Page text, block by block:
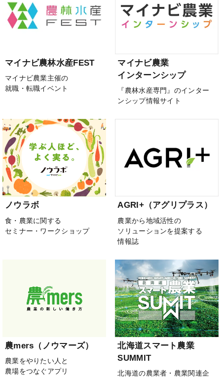
マイナビ農林水産FEST
マイナビ農業主催の
就職・転職イベント
マイナビ農業
インターンシップ
『農林水産専門』のインター
ンシップ情報サイト
ノウラボ
食・農業に関する
セミナー・ワークショップ
AGRI+（アグリプラス）
農業から地域活性の
ソリューションを提案する
情報誌
農mers（ノウマーズ）
農業をやりたい人と
農場をつなぐアプリ
北海道スマート農業
SUMMIT
北海道の農業者・農業関連企